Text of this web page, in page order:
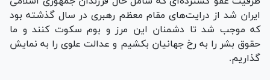
ایران شد از درایت‌های مقام معظم رهبری در سال گذشته بود
که موجب شد تا دشمنان این مرز و بوم سکوت کنند و ما
حقوق بشر را به رخ جهانیان بکشیم و عدالت علوی را به نمایش
گذاریم.